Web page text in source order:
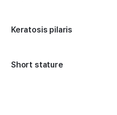
Keratosis pilaris
Short stature